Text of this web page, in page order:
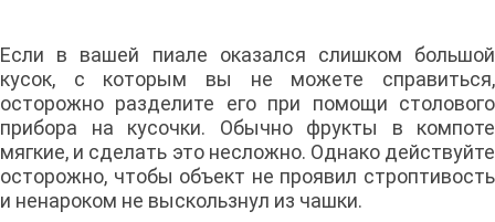
Если в вашей пиале оказался слишком большой
кусок, с которым вы не можете справиться,
осторожно разделите его при помощи столового
прибора на кусочки. Обычно фрукты в компоте
мягкие, и сделать это несложно. Однако действуйте
осторожно, чтобы объект не проявил строптивость
и ненароком не выскользнул из чашки.